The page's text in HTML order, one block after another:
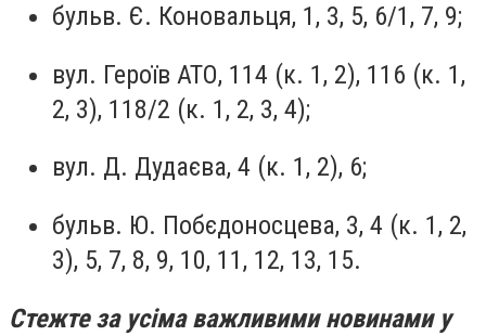
бульв. Є. Коновальця, 1, 3, 5, 6/1, 7, 9;
вул. Героїв АТО, 114 (к. 1, 2), 116 (к. 1,
2, 3), 118/2 (к. 1, 2, 3, 4);
вул. Д. Дудаєва, 4 (к. 1, 2), 6;
бульв. Ю. Побєдоносцева, 3, 4 (к. 1, 2,
3), 5, 7, 8, 9, 10, 11, 12, 13, 15.
Стежте за усіма важливими новинами у